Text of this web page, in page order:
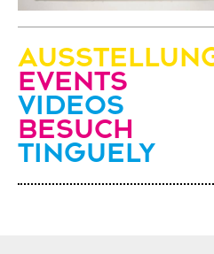
Events
Videos
Besuch
Tinguely